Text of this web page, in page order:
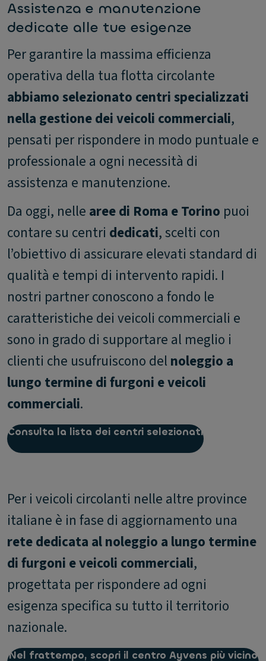
Assistenza e manutenzione
dedicate alle tue esigenze
Per garantire la massima efficienza
operativa della tua flotta circolante
abbiamo selezionato centri specializzati
nella gestione dei veicoli commerciali,
pensati per rispondere in modo puntuale e
professionale a ogni necessità di
assistenza e manutenzione.
Da oggi, nelle aree di Roma e Torino puoi
contare su centri dedicati, scelti con
l’obiettivo di assicurare elevati standard di
qualità e tempi di intervento rapidi. I
nostri partner conoscono a fondo le
caratteristiche dei veicoli commerciali e
sono in grado di supportare al meglio i
clienti che usufruiscono del noleggio a
lungo termine di furgoni e veicoli
commerciali.
Consulta la lista dei centri selezionati
Per i veicoli circolanti nelle altre province
italiane è in fase di aggiornamento una
rete dedicata al noleggio a lungo termine
di furgoni e veicoli commerciali,
progettata per rispondere ad ogni
esigenza specifica su tutto il territorio
nazionale.
Nel frattempo, scopri il centro Ayvens più vicino